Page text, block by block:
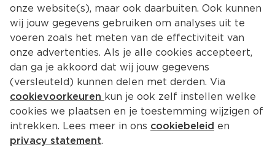
onze website(s), maar ook daarbuiten. Ook kunnen
wij jouw gegevens gebruiken om analyses uit te
voeren zoals het meten van de effectiviteit van
onze advertenties. Als je alle cookies accepteert,
dan ga je akkoord dat wij jouw gegevens
(versleuteld) kunnen delen met derden. Via
cookievoorkeuren kun je ook zelf instellen welke
cookies we plaatsen en je toestemming wijzigen of
intrekken. Lees meer in ons cookiebeleid en
privacy statement.